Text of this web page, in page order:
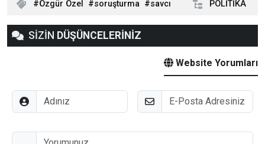
Özgür Özel soruşturma savcı POLİTİKA
SİZİN DÜŞÜNCELERİNİZ
Website Yorumları
Adınız E-Posta
Düşünceleriniz